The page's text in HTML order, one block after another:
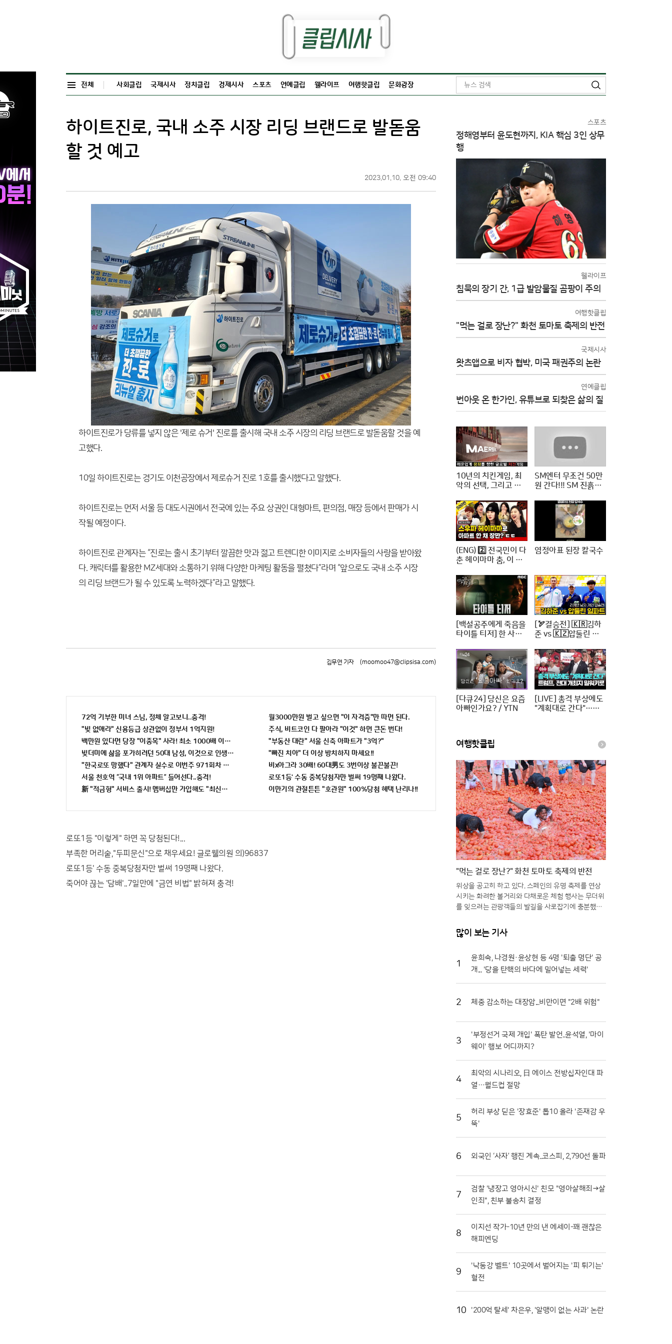
검
색
전체 사회클립 국제시사 정치클립 경제시사 스포츠 연예클립 웰라이프 여행핫클립 문화광장
하이트진로, 국내 소주 시장 리딩 브랜드로 발돋움
할 것 예고
2023.01.10. 오전 09:40
하이트진로가 당류를 넣지 않은 '제로 슈거' 진로를 출시해 국내 소주 시장의 리딩 브랜드로 발돋움할 것을 예
고했다.
10일 하이트진로는 경기도 이천공장에서 제로슈거 진로 1호를 출시했다고 말했다.
하이트진로는 먼저 서울 등 대도시권에서 전국에 있는 주요 상권인 대형마트, 편의점, 매장 등에서 판매가 시
작될 예정이다.
하이트진로 관계자는 “진로는 출시 초기부터 깔끔한 맛과 젊고 트렌디한 이미지로 소비자들의 사랑을 받아왔
다. 캐릭터를 활용한 MZ세대와 소통하기 위해 다양한 마케팅 활동을 펼쳤다”라며 “앞으로도 국내 소주 시장
의 리딩 브랜드가 될 수 있도록 노력하겠다”라고 말했다.
김무연 기자 (moomoo47@clipsisa.com)
72억 기부한 미녀 스님, 정체 알고보니..충격!
"빚 없애라" 신용등급 상관없이 정부서 1억지원!
백만원 있다면 당장 "이종목" 사라! 최소 1000배 이상 증가...충격!!
빚더미에 삶을 포가히려던 50대 남성, 이것으로 인생역전
"한국로또 망했다" 관계자 실수로 이번주 971회차 번호 6자리 공개!? 꼭 확인해라!
서울 천호역 “국내 1위 아파트” 들어선다..충격!
新 "적금형" 서비스 출시! 멤버십만 가입해도 "최신가전" 선착순 100% 무료 경품지원!!
월3000만원 벌고 싶으면 "이 자격증"만 따면 된다.
주식, 비트코인 다 팔아라 "이것" 하면 큰돈 번다!
"부동산 대란" 서울 신축 아파트가 "3억?"
"빠진 치아" 더 이상 방치하지 마세요!!
비x아그라 30배! 60대男도 3번이상 불끈불끈!
로또1등' 수동 중복당첨자만 벌써 19명째 나왔다.
이만기의 관절튼튼 "호관원" 100%당첨 혜택 난리나!!
로또1등 "이렇게" 하면 꼭 당첨된다!...
부족한 머리숱,"두피문신"으로 채우세요! 글로웰의원 의)96837
로또1등' 수동 중복당첨자만 벌써 19명째 나왔다.
죽어야 끊는 '담배'..7일만에 "금연 비법" 밝혀져 충격!
스포츠
정해영부터 윤도현까지, KIA 핵심 3인 상무
행
웰라이프
침묵의 장기 간, 1급 발암물질 곰팡이 주의
여행핫클립
"먹는 걸로 장난?" 화천 토마토 축제의 반전
국제시사
왓츠앱으로 비자 협박, 미국 패권주의 논란
연예클립
번아웃 온 한가인, 유튜브로 되찾은 삶의 질
10년의 치킨게임, 최
악의 선택, 그리고 한
SM엔터 무조건 50만
원 간다!!! SM 진흙탕
(ENG) 2️⃣ 전국민이 다
춘 헤이마마 춤, 이 정
아파트 한 채는 마련하
셨겠지? (순수한 궁금
증) / [문명특급 EP.22
2-2]
염정아표 된장 칼국수
[백설공주에게 죽음을
타이틀 티저] 한 사람
가뜨린 살인사건, MB
C 240816 방송
[🏹결승전] 🇰🇷김하
준 vs 🇰🇿압둘린 일
인 [2024 WAA 아시
아컵 3차 양궁대회]
[다큐24] 당신은 요즘
아빠인가요? / YTN
[LIVE] 총격 부상에도
"계획대로 간다"…트
여행핫클립
"먹는 걸로 장난?" 화천 토마토 축제의 반전
위상을 공고히 하고 있다. 스페인의 유명 축제를 연상
시키는 화려한 볼거리와 다채로운 체험 행사는 무더위
를 잊으려는 관광객들의 발길을 사로잡기에 충분했다.
공간을 확장하는 등 방문객 편의를 위한 과감한 변화를
시도해 긍정적인 반응을 얻고 있다.일각에서는 멀쩡한
도 하지만, 그 내막을 들여다보면 철저한 상생의 논리
가 숨어 있다. 축제에 사용되는 토마토는 상품성이 떨
운 수익원을 제공하고, 축제가 끝난 뒤에는 으깨진 잔
이 축제의 주인공이 되고 다시 땅으로 돌아가는 선순환
구조를 완성한 셈이다.축제의 백미는 단연 '황금반지를
찾아라' 프로그램이다. 수만 개의 토마토가 채워진 풀
범벅이 된 채 환호하는 모습은 화천토마토축제만의 독
특한 풍경이다. 단순히 반지를 찾는 재미를 넘어, 지역
로 체감할 수 있다는 점에서 브랜드 홍보 효과도 톡톡
히 누리고 있다.기업과 지역 사회가 함께하는 나눔의
장도 마련됐다. 최근 열린 '천인의 식탁' 행사에서는 대
형 솥에서 조리된 파스타를 수많은 참가자가 함께 나누
즐기는 행사를 넘어 민·관·군이 협력하는 화합의 장임
마 구역은 연령대에 상관없이 모든 방문객이 만족할 수
있는 구성을 갖췄다.마켓전시존에서는 화악산 고랭지
게 구매하려는 이들로 북새통을 이뤘다. 화천 토마토는
일교차가 큰 지역적 특성 덕분에 당도가 높고 저장성이
뛰어나 소비자들 사이에서 신뢰가 두텁다. 축제 현장에
서 맛본 즐거움이 실제 구매로 이어지면서 지역 경제
활성화에도 실질적인 기여를 하고 있다. 현장 관계자들
은 이번 축제가 단순한 일회성 행사를 넘어 화천의 농
점검에 총력을 기울여 방문객들이 쾌적하게 축제를 즐
길 수 있도록 지원할 방침이다. 야간에는 군악대 공연
많이 보는 기사
1
윤희숙, 나경원·윤상현 등 4명 '퇴출 명단' 공
개... '당을 탄핵의 바다에 밀어넣는 세력'
2 체중 감소하는 대장암...비만이면 "2배 위험"
3
'부정선거 국제 개입' 폭탄 발언..윤석열, '마이
웨이' 행보 어디까지?
4
최악의 시나리오, 日 에이스 전방십자인대 파
열…월드컵 절망
5
허리 부상 딛은 '장효준' 톱10 올라 '존재감 우
뚝'
6 외국인 ‘사자’ 행진 계속..코스피, 2,790선 돌파
7
검찰 '냉장고 영아시신' 친모 "영아살해죄→살
인죄", 친부 불송치 결정
8
이지선 작가-10년 만의 낸 에세이-꽤 괜찮은
해피엔딩
9
'낙동강 벨트' 10곳에서 벌어지는 '피 튀기는'
혈전
10 '200억 탈세' 차은우, '알맹이 없는 사과' 논란